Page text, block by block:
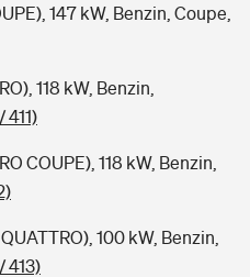
147 kW, Benzin, Coupe,
118 kW, Benzin,
411)
COUPE), 118 kW, Benzin,
100 kW, Benzin,
413)